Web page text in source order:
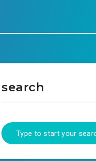
search